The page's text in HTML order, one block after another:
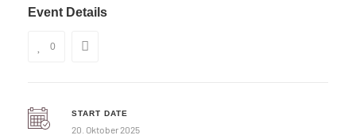
Event Details
0
START DATE
20. Oktober 2025